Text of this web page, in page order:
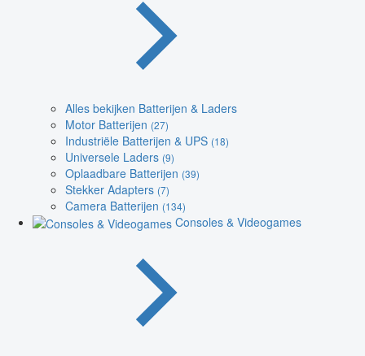
Alles bekijken Batterijen & Laders
Motor Batterijen (27)
Industriële Batterijen & UPS (18)
Universele Laders (9)
Oplaadbare Batterijen (39)
Stekker Adapters (7)
Camera Batterijen (134)
Consoles & Videogames